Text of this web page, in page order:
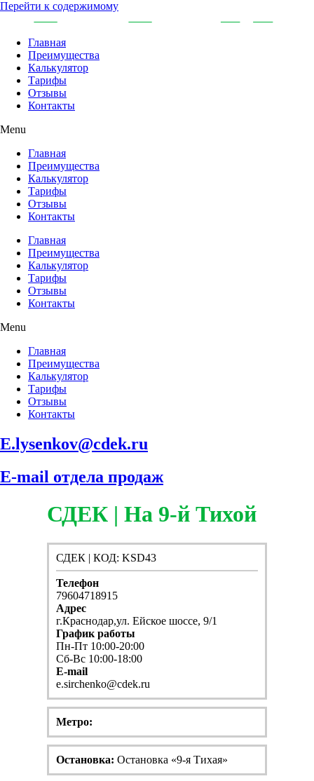
Перейти к содержимому
Главная
Преимущества
Калькулятор
Тарифы
Отзывы
Контакты
Menu
Главная
Преимущества
Калькулятор
Тарифы
Отзывы
Контакты
Главная
Преимущества
Калькулятор
Тарифы
Отзывы
Контакты
Menu
Главная
Преимущества
Калькулятор
Тарифы
Отзывы
Контакты
E.lysenkov@cdek.ru
E-mail отдела продаж
СДЕК | На 9-й Тихой
СДЕК | КОД: KSD43
Телефон
79604718915
Адрес
г.Краснодар,ул. Ейское шоссе, 9/1
График работы
Пн-Пт 10:00-20:00
Сб-Вс 10:00-18:00
E-mail
e.sirchenko@cdek.ru
Метро:
Остановка: Остановка «9-я Тихая»